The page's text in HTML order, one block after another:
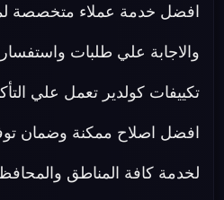
افضل خدمة عملاء متخصصة
والاجابة علي طلبات
تكييفات كولدير تعمل علي
افضل اصلاح ممكنة وضمان
لخدمة كافة المناطق